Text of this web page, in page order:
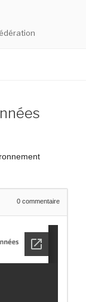
0 commentaire